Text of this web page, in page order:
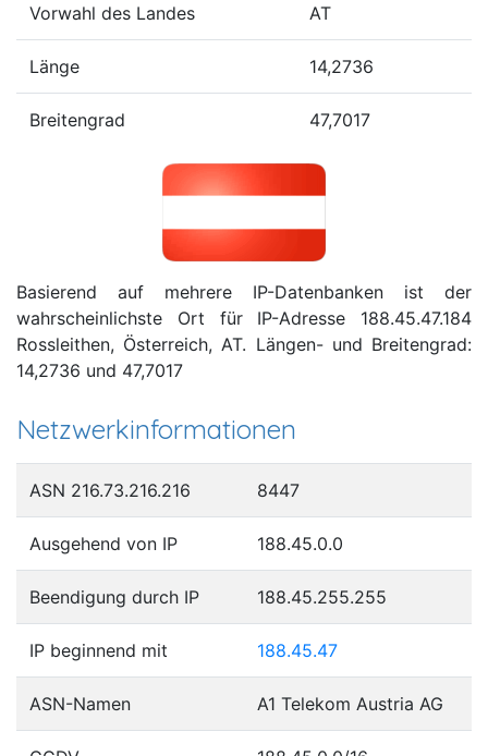
Vorwahl des Landes AT
Länge 14,2736
Breitengrad 47,7017
Basierend auf mehrere IP-Datenbanken ist der
wahrscheinlichste Ort für IP-Adresse 188.45.47.184
Rossleithen, Österreich, AT. Längen- und Breitengrad:
14,2736 und 47,7017
Netzwerkinformationen
ASN 216.73.216.216 8447
Ausgehend von IP 188.45.0.0
Beendigung durch IP 188.45.255.255
IP beginnend mit 188.45.47
ASN-Namen A1 Telekom Austria AG